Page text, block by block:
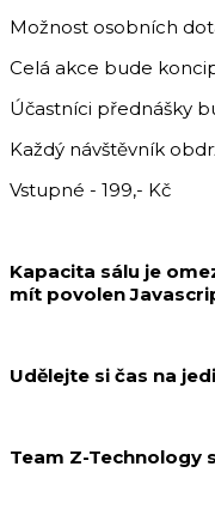
Možnost osobních
Celá akce bude
Účastníci přednášky
Každý návštěvník
Vstupné - 199,- Kč
Kapacita sálu je
mít povolen
Udělejte si čas na
Team Z-Technology